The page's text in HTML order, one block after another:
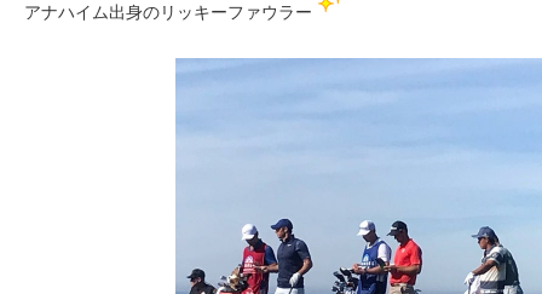
アナハイム出身のリッキーファウラー